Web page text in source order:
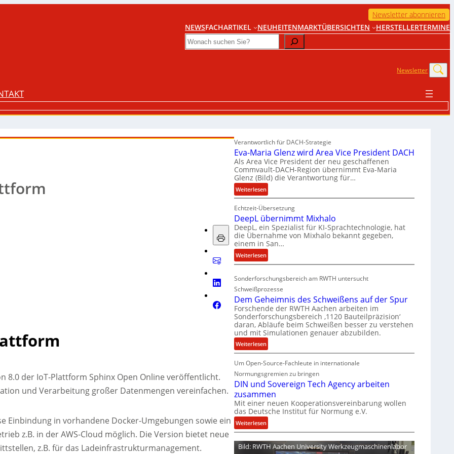
Newsletter abonnieren
NEWSFACHARTIKEL NEUHEITENMARKTÜBERSICHTEN HERSTELLERTERMINE
Search
Newsletter
der IoT-Plattform Sphinx Open Online veröffentlicht.
und Verarbeitung großer Datenmengen vereinfachen.
Einbindung in vorhandene Docker-Umgebungen sowie ein
z.B. in der AWS-Cloud möglich. Die Version bietet neue
z.B. für das Ladeinfrastrukturmanagement.
Verantwortlich für DACH-Strategie
Eva-Maria Glenz wird Area Vice President DACH
Als Area Vice President der neu geschaffenen
Commvault-DACH-Region übernimmt Eva-Maria
Glenz (Bild) die Verantwortung für…
Weiterlesen:
E
v
a
-
M
a
r
i
l
e
n
z
w
i
r
d
A
r
a
V
i
c
P
Echtzeit-Übersetzung
DeepL übernimmt Mixhalo
DeepL, ein Spezialist für KI-Sprachtechnologie, hat
die Übernahme von Mixhalo bekannt gegeben,
einem in San…
Weiterlesen:
D
p
L
ü
b
e
n
i
m
M
i
x
h
l
Sonderforschungsbereich am RWTH untersucht
Schweißprozesse
Dem Geheimnis des Schweißens auf der Spur
Forschende der RWTH Aachen arbeiten im
Sonderforschungsbereich ‚1120 Bauteilpräzision‘
daran, Abläufe beim Schweißen besser zu verstehen
und mit Simulationen genauer abzubilden.
Weiterlesen:
D
e
m
G
e
h
e
i
m
n
i
Um Open-Source-Fachleute in internationale
Normungsgremien zu bringen
DIN und Sovereign Tech Agency arbeiten
zusammen
Mit einer neuen Kooperationsvereinbarung wollen
das Deutsche Institut für Normung e.V.
Weiterlesen:
D
I
N
Bild: RWTH Aachen University Werkzeugmaschinenlabor